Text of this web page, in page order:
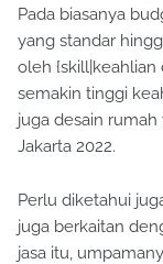
Pada biasanya
yang standar
oleh {skill|keahlian
semakin tinggi
juga desain rumah
Jakarta 2022.
Perlu diketahui
juga berkaitan
jasa itu,